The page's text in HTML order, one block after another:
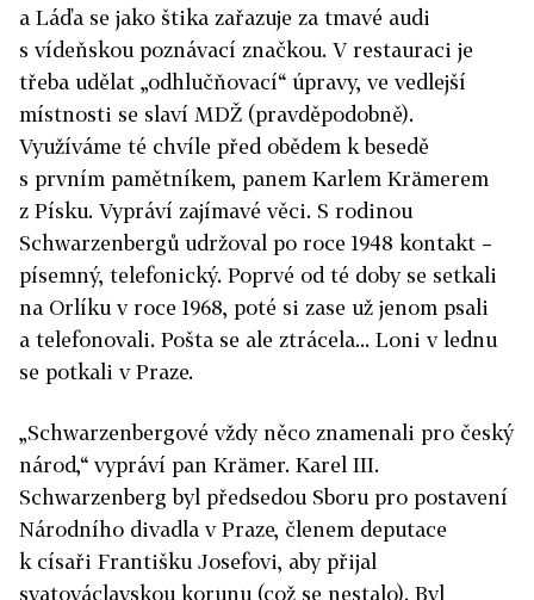
a Láďa se jako štika zařazuje za tmavé audi
s vídeňskou poznávací značkou. V restauraci je
třeba udělat „odhlučňovací“ úpravy, ve vedlejší
místnosti se slaví MDŽ (pravděpodobně).
Využíváme té chvíle před obědem k besedě
s prvním pamětníkem, panem Karlem Krämerem
z Písku. Vypráví zajímavé věci. S rodinou
Schwarzenbergů udržoval po roce 1948 kontakt –
písemný, telefonický. Poprvé od té doby se setkali
na Orlíku v roce 1968, poté si zase už jenom psali
a telefonovali. Pošta se ale ztrácela... Loni v lednu
se potkali v Praze.
„Schwarzenbergové vždy něco znamenali pro český
národ,“ vypráví pan Krämer. Karel III.
Schwarzenberg byl předsedou Sboru pro postavení
Národního divadla v Praze, členem deputace
k císaři Františku Josefovi, aby přijal
svatováclavskou korunu (což se nestalo). Byl